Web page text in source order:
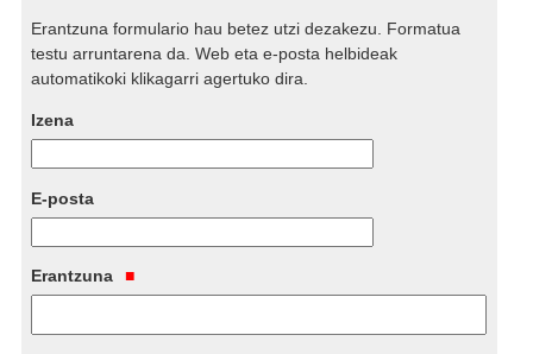
Erantzuna formulario hau betez utzi dezakezu. Formatua
testu arruntarena da. Web eta e-posta helbideak
automatikoki klikagarri agertuko dira.
Izena
E-posta
Erantzuna